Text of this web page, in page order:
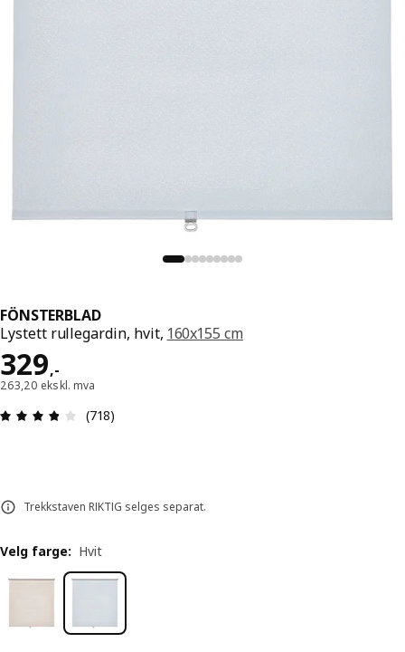
FÖNSTERBLAD
Lystett rullegardin, hvit, 160x155 cm
329,-
Pris 329,-
263,20 ekskl. mva
Produktomtale: 3.8 ingen kundevurdering 5
(718)
Trekkstaven RIKTIG selges separat.
Velg farge: Hvit